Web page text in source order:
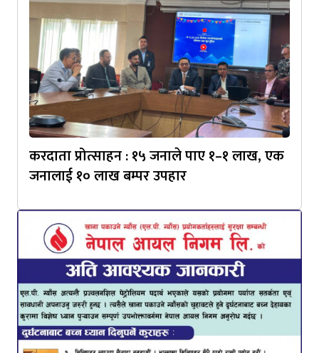
करदाता प्रोत्साहन : १५ जनाले पाए १–१ लाख, एक
जनालाई १० लाख बम्पर उपहार